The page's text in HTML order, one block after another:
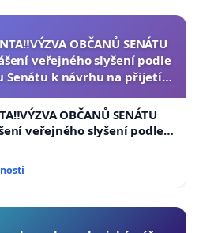
OBČANŮ SENÁTU
veřejného slyšení podle
Senátu k návrhu na přijetí
OBČANŮ SENÁTU
veřejného slyšení podle §
k návrhu na přijetí
žaloby na prezidenta